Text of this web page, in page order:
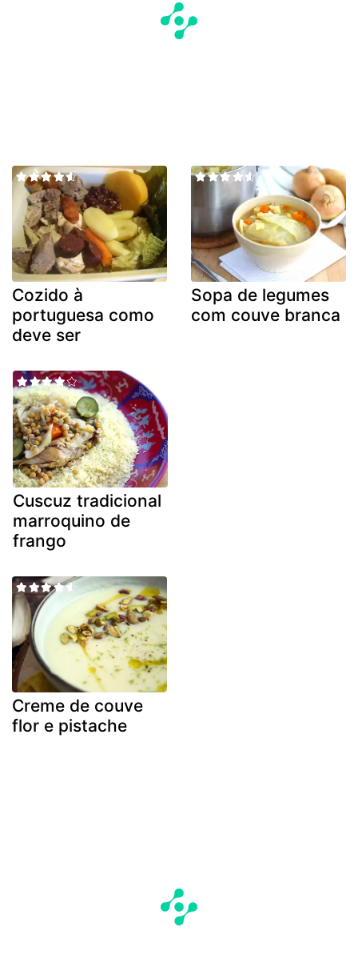
Cozido à
portuguesa como
deve ser
Sopa de legumes
com couve branca
Cuscuz tradicional
marroquino de
frango
Creme de couve
flor e pistache